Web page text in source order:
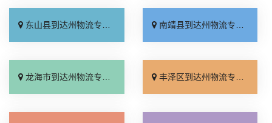
东山县到达州物流专线_收费标准「省事省心」 南靖县到达州物流专线_需要几天「要多少钱」
龙海市到达州物流专线_每日发车「高效快运」 丰泽区到达州物流专线_零担配货「合理收费」